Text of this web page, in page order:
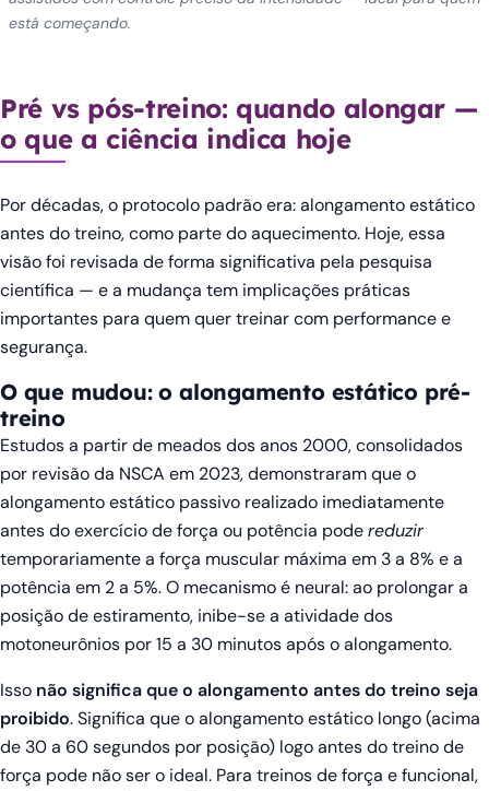
está começando.
Pré vs pós-treino: quando alongar —
o que a ciência indica hoje
Por décadas, o protocolo padrão era: alongamento estático
antes do treino, como parte do aquecimento. Hoje, essa
visão foi revisada de forma significativa pela pesquisa
científica — e a mudança tem implicações práticas
importantes para quem quer treinar com performance e
segurança.
O que mudou: o alongamento estático pré-
treino
Estudos a partir de meados dos anos 2000, consolidados
por revisão da NSCA em 2023, demonstraram que o
alongamento estático passivo realizado imediatamente
antes do exercício de força ou potência podereduzir
temporariamente a força muscular máxima em 3 a 8% e a
potência em 2 a 5%. O mecanismo é neural: ao prolongar a
posição de estiramento, inibe-se a atividade dos
motoneurônios por 15 a 30 minutos após o alongamento.
Isso não significa que o alongamento antes do treino seja
proibido. Significa que o alongamento estático longo (acima
de 30 a 60 segundos por posição) logo antes do treino de
força pode não ser o ideal. Para treinos de força e funcional,